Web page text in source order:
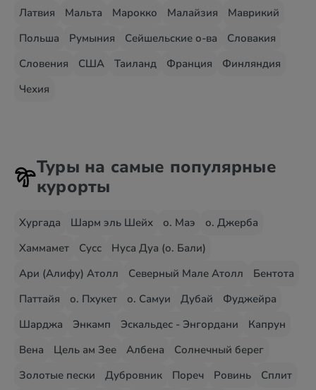
Латвия Мальта Марокко Малайзия
Маврикий
Польша
Румыния Сейшельские о-ва
Словакия
Словения
США Таиланд Франция
Финляндия
Чехия
Туры на самые популярные
курорты
Хургада Шарм эль Шейх о. Маэ
о. Джерба
Хаммамет
Сусс
Нуса Дуа (о. Бали)
Ари (Алифу) Атолл
Северный Мале Атолл
Бентота
Паттайя
о. Пхукет о. Самуи Дубай
Фуджейра
Шарджа
Энкамп Эскальдес - Энгордани
Капрун
Вена
Цель ам Зее Албена
Солнечный берег
Золотые пески
Дубровник Пореч Ровинь
Сплит